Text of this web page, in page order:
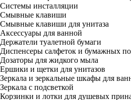
Системы инсталляции
Смывные клавиши
Смывные клавиши для унитаза
Аксессуары для ванной
Держатели туалетной бумаги
Диспенсеры салфеток и бумажных
Дозаторы для жидкого мыла
Ершики и щетки для унитазов
Зеркала и зеркальные шкафы для
Зеркала с подсветкой
Корзинки и лотки для душевых